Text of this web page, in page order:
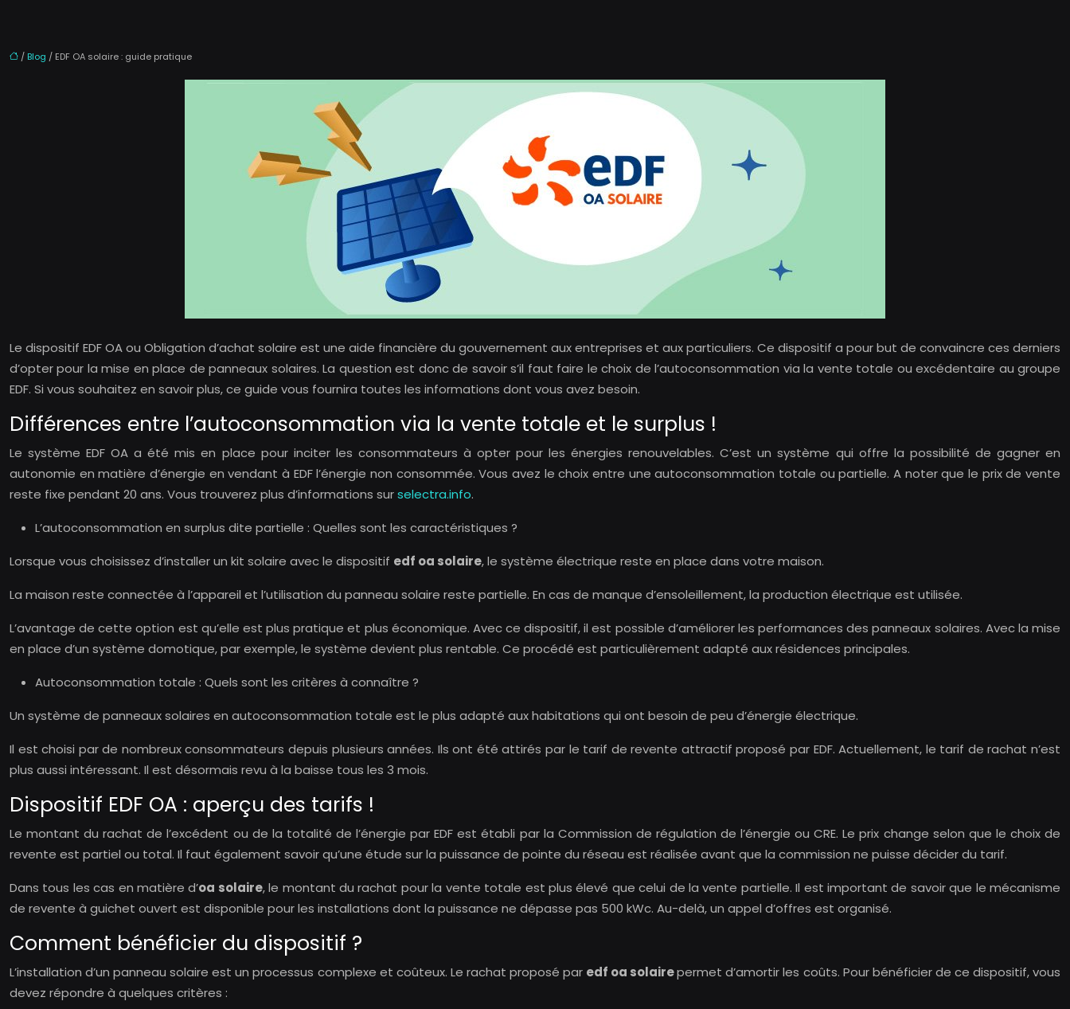
/ Blog / EDF OA solaire : guide pratique
Le dispositif EDF OA ou Obligation d’achat solaire est une aide financière du gouvernement aux entreprises et aux particuliers. Ce dispositif a pour but de convaincre ces derniers
d’opter pour la mise en place de panneaux solaires. La question est donc de savoir s’il faut faire le choix de l’autoconsommation via la vente totale ou excédentaire au groupe
EDF. Si vous souhaitez en savoir plus, ce guide vous fournira toutes les informations dont vous avez besoin.
Différences entre l’autoconsommation via la vente totale et le surplus !
Le système EDF OA a été mis en place pour inciter les consommateurs à opter pour les énergies renouvelables. C’est un système qui offre la possibilité de gagner en
autonomie en matière d’énergie en vendant à EDF l’énergie non consommée. Vous avez le choix entre une autoconsommation totale ou partielle. A noter que le prix de vente
reste fixe pendant 20 ans. Vous trouverez plus d’informations surselectra.info.
L’autoconsommation en surplus dite partielle : Quelles sont les caractéristiques ?
Lorsque vous choisissez d’installer un kit solaire avec le dispositif edf oa solaire, le système électrique reste en place dans votre maison.
La maison reste connectée à l’appareil et l’utilisation du panneau solaire reste partielle. En cas de manque d’ensoleillement, la production électrique est utilisée.
L’avantage de cette option est qu’elle est plus pratique et plus économique. Avec ce dispositif, il est possible d’améliorer les performances des panneaux solaires. Avec la mise
en place d’un système domotique, par exemple, le système devient plus rentable. Ce procédé est particulièrement adapté aux résidences principales.
Autoconsommation totale : Quels sont les critères à connaître ?
Un système de panneaux solaires en autoconsommation totale est le plus adapté aux habitations qui ont besoin de peu d’énergie électrique.
Il est choisi par de nombreux consommateurs depuis plusieurs années. Ils ont été attirés par le tarif de revente attractif proposé par EDF. Actuellement, le tarif de rachat n’est
plus aussi intéressant. Il est désormais revu à la baisse tous les 3 mois.
Dispositif EDF OA : aperçu des tarifs !
Le montant du rachat de l’excédent ou de la totalité de l’énergie par EDF est établi par la Commission de régulation de l’énergie ou CRE. Le prix change selon que le choix de
revente est partiel ou total. Il faut également savoir qu’une étude sur la puissance de pointe du réseau est réalisée avant que la commission ne puisse décider du tarif.
Dans tous les cas en matière d’oa solaire, le montant du rachat pour la vente totale est plus élevé que celui de la vente partielle. Il est important de savoir que le mécanisme
de revente à guichet ouvert est disponible pour les installations dont la puissance ne dépasse pas 500 kWc. Au-delà, un appel d’offres est organisé.
Comment bénéficier du dispositif ?
L’installation d’un panneau solaire est un processus complexe et coûteux. Le rachat proposé par edf oa solairepermet d’amortir les coûts. Pour bénéficier de ce dispositif, vous
devez répondre à quelques critères :